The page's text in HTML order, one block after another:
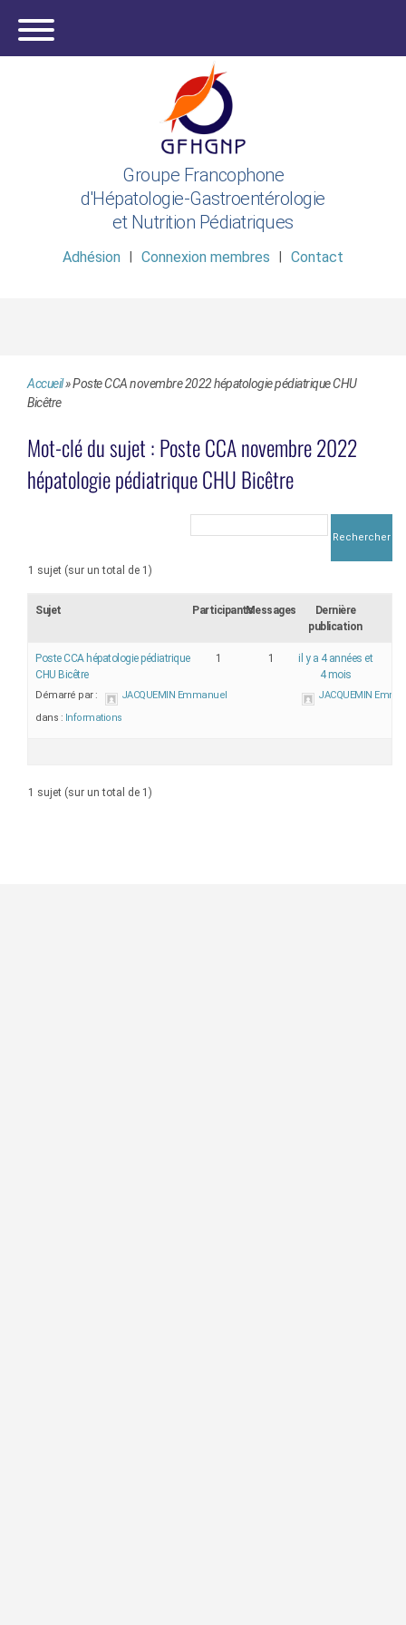
Groupe Francophone
d'Hépatologie-Gastroentérologie
et Nutrition Pédiatriques
Adhésion Connexion membres Contact
Accueil»Poste CCA novembre 2022 hépatologie pédiatrique CHU
Bicêtre
Mot-clé du sujet : Poste CCA novembre 2022
hépatologie pédiatrique CHU Bicêtre
1 sujet (sur un total de 1)
Sujet ParticipantsMessages
Dernière
publication
Poste CCA hépatologie pédiatrique
CHU Bicêtre
Démarré par :
JACQUEMIN Emmanuel
dans : Informations
1 1
il y a 4 années et
4 mois
JACQUEMIN
1 sujet (sur un total de 1)